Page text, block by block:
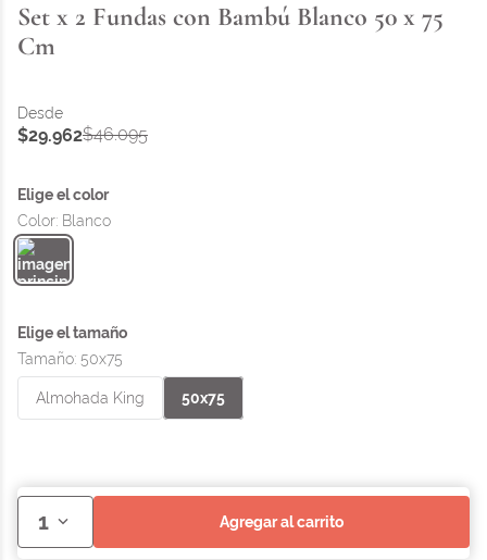
Set x 2 Fundas con Bambú Blanco 50 x 75
Cm
$29.962$46.095
Color: Blanco
Tamaño: 50x75
Almohada King 50x75
1 agregar al carrito